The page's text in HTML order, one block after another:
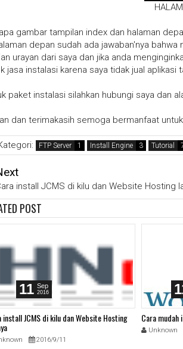
gambar tampilan index dan halaman
depan sudah ada jawaban'nya
urayan dari saya dan jika anda
jasa instalasi karena saya tidak jual aplikasi
paket instalasi silahkan hubungi saya dan
dan terimakasih semoga bermanfaat
FTP Server Install Engine Tutorial
install JCMS di kilu dan Website Hosting
POST
11 Sep
2016
install JCMS di kilu dan Website Hosting
2016/9/11
Cara mudah
Unknown